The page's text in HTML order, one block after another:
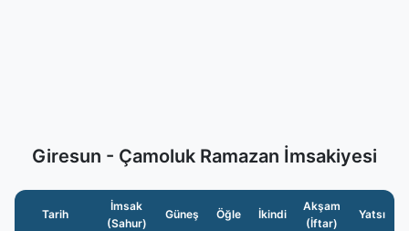
Giresun - Çamoluk Ramazan İmsakiyesi
Tarih
İmsak
(Sahur)
Güneş Öğle İkindi
Akşam
(İftar)
Yatsı